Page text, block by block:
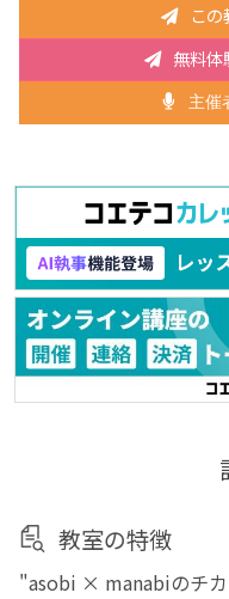
こ
無料体
主催
教室の特徴
"asobi × manabiのチカ